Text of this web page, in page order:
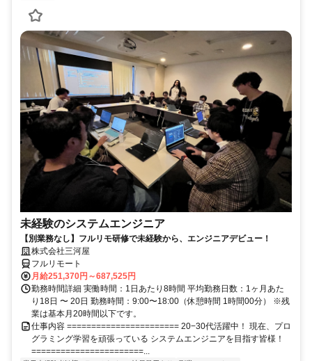
未経験のシステムエンジニア
【別業務なし】フルリモ研修で未経験から、エンジニアデビュー！
株式会社三河屋
フルリモート
月給251,370円～687,525円
勤務時間詳細 実働時間：1日あたり8時間 平均勤務日数：1ヶ月あた
り18日 〜 20日 勤務時間：9:00〜18:00（休憩時間 1時間00分） ※残
業は基本月20時間以下です。
仕事内容 ======================= 20−30代活躍中！ 現在、プロ
グラミング学習を頑張っている システムエンジニアを目指す皆様！
=======================...